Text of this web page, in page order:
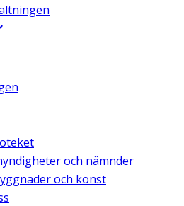
och nämnder
och konst